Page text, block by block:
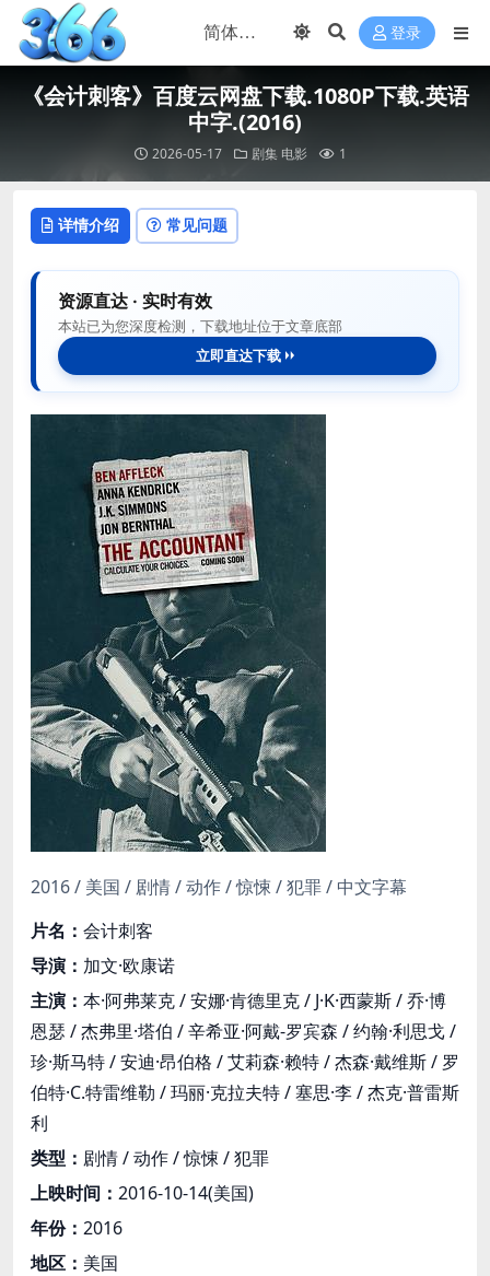
登录
《会计刺客》百度云网盘下载.1080P下载.英语
中字.(2016)
2026-05-17 剧集 电影 1
详情介绍 常见问题
资源直达 · 实时有效
本站已为您深度检测，下载地址位于文章底部
立即直达下载
2016 / 美国 / 剧情 / 动作 / 惊悚 / 犯罪 / 中文字幕
片名： 会计刺客
导演： 加文·欧康诺
主演： 本·阿弗莱克 / 安娜·肯德里克 / J·K·西蒙斯 / 乔·博
恩瑟 / 杰弗里·塔伯 / 辛希亚·阿戴-罗宾森 / 约翰·利思戈 /
珍·斯马特 / 安迪·昂伯格 / 艾莉森·赖特 / 杰森·戴维斯 / 罗
伯特·C.特雷维勒 / 玛丽·克拉夫特 / 塞思·李 / 杰克·普雷斯
利
类型： 剧情 / 动作 / 惊悚 / 犯罪
上映时间： 2016-10-14(美国)
年份： 2016
地区： 美国